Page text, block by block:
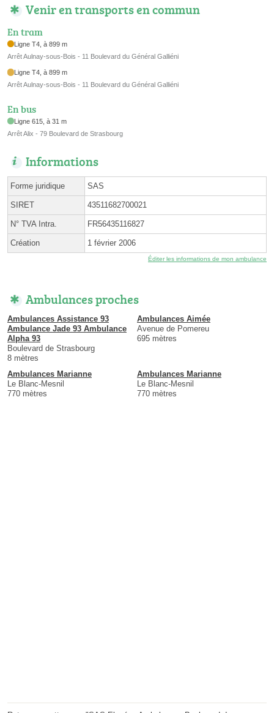
Venir en transports en commun
En tram
Ligne T4, à 899 m
Arrêt Aulnay-sous-Bois - 11 Boulevard du Général Galliéni
Ligne T4, à 899 m
Arrêt Aulnay-sous-Bois - 11 Boulevard du Général Galliéni
En bus
Ligne 615, à 31 m
Arrêt Alix - 79 Boulevard de Strasbourg
Informations
Forme juridique SAS
SIRET 43511682700021
N° TVA Intra. FR56435116827
Création 1 février 2006
Éditer les informations de mon ambulance
Ambulances proches
Ambulances Assistance 93
Ambulance Jade 93 Ambulance
Alpha 93
Boulevard de Strasbourg
8 mètres
Ambulances Aimée
Avenue de Pomereu
695 mètres
Ambulances Marianne
Le Blanc-Mesnil
770 mètres
Ambulances Marianne
Le Blanc-Mesnil
770 mètres